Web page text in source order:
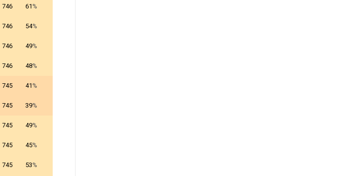
746 61 %
746 54%
746 49%
746 48%
745 41 %
745 39%
745 49%
745 45%
745 53%